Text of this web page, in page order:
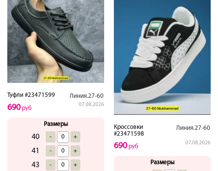
Туфли #23471599 Линия.27-60
07.08.2026
690руб
Размеры
40 - +
41 - +
43 - +
Кроссовки
#23471598
Линия.27-60
07.08.2026
690руб
Размеры